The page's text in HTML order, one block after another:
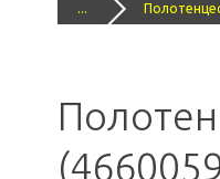
...